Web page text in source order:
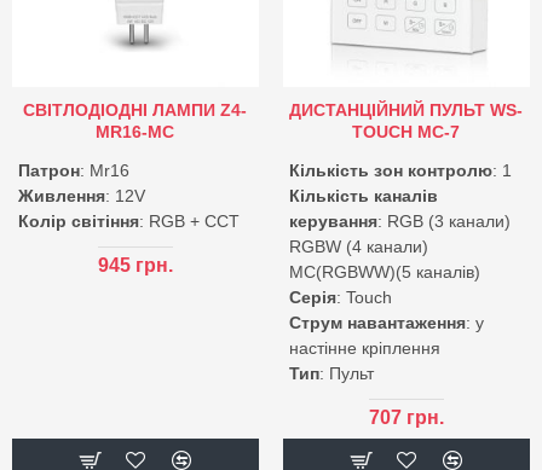
СВІТЛОДІОДНІ ЛАМПИ Z4-
MR16-MC
Патрон: Mr16
Живлення: 12V
Колір світіння: RGB + CCT
945 грн.
ДИСТАНЦІЙНИЙ ПУЛЬТ WS-
TOUCH MC-7
Кількість зон контролю: 1
Кількість каналів
керування: RGB (3 канали)
RGBW (4 канали)
MC(RGBWW)(5 каналів)
Серія: Touch
Струм навантаження: у
настінне кріплення
Тип: Пульт
707 грн.